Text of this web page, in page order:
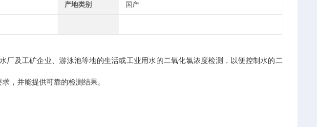
产地类别 国产
厂及工矿企业、游泳池等地的生活或工业用水的二氧化氯浓度检测，以便控制水的二
，并能提供可靠的检测结果。
：